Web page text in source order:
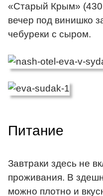
«Старый Крым» (430
вечер под винишко
чебуреки с сыром.
Питание
Завтраки здесь не
проживания. В
можно плотно и